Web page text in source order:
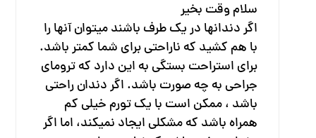
سلام وقت بخیر
اگر دندانها در یک طرف باشند میتوان آنها را
با هم کشید که ناراحتی برای شما کمتر باشد.
برای استراحت بستگی به این دارد که ترومای
جراحی به چه صورت باشد. اگر دندان راحتی
باشد ، ممکن است با یک تورم خیلی کم
همراه باشد که مشکلی ایجاد نمیکند، اما اگر